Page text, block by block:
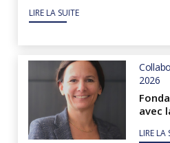
LIRE LA SUITE
2026
avec
LIRE LA